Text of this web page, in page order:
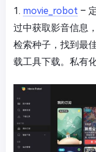
1. movie_robot –
过中获取影音信息
检索种子，找到最
载工具下载。私有